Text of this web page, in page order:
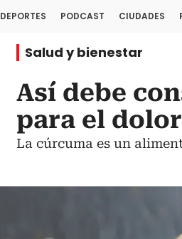
DEPORTES PODCAST CIUDADES
Salud y bienestar
Así debe
para el
La cúrcuma es un